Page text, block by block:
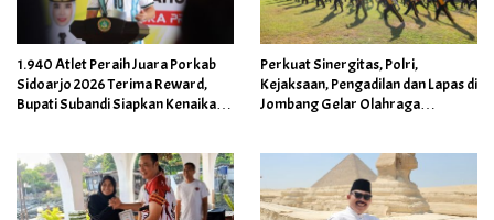
1.940 Atlet Peraih Juara Porkab
Sidoarjo 2026 Terima Reward,
Bupati Subandi Siapkan Kenaikan
Perkuat Sinergitas, Polri,
Kejaksaan, Pengadilan dan Lapas di
Jombang Gelar Olahraga